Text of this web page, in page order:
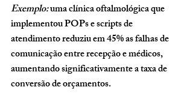
Exemplo: uma clínica oftalmológica que
implementou POPs e scripts de
atendimento reduziu em 45% as falhas de
comunicação entre recepção e médicos,
aumentando significativamente a taxa de
conversão de orçamentos.